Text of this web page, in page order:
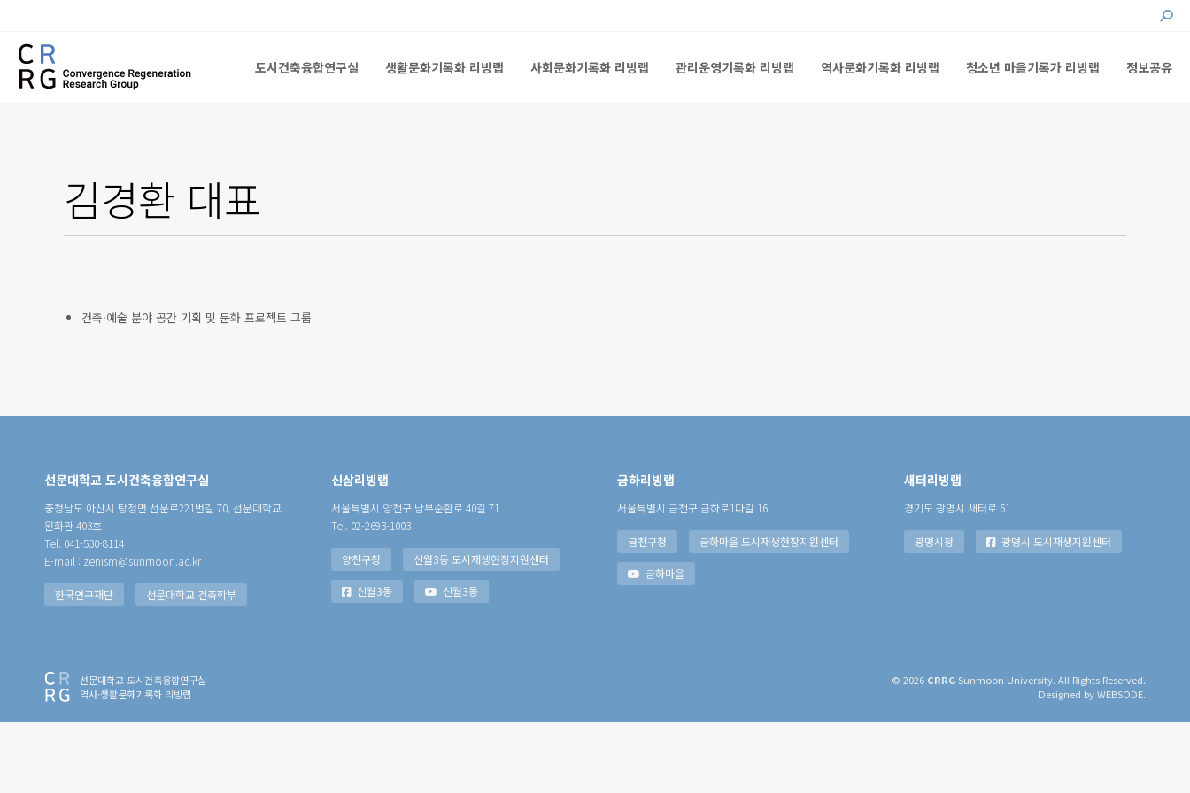
도시건축융합연구실 생활문화기록화 리빙랩 사회문화기록화 리빙랩 관리운영기록화 리빙랩 역사문화기록화 리빙랩 청소년 마을기록가 리빙랩 정보공유
김경환 대표
건축·예술 분야 공간 기획 및 문화 프로젝트 그룹
선문대학교 도시건축융합연구실
충청남도 아산시 탕정면 선문로221번길 70, 선문대학교
원화관 403호
Tel. 041-530-8114
E-mail : zenism@sunmoon.ac.kr
한국연구재단 선문대학교 건축학부
신삼리빙랩
서울특별시 양천구 남부순환로 40길 71
Tel. 02-2693-1003
양천구청 신월3동 도시재생현장지원센터
신월3동 신월3동
금하리빙랩
서울특별시 금천구 금하로1다길 16
금천구청 금하마을 도시재생현장지원센터
금하마을
새터리빙랩
경기도 광명시 새터로 61
광명시청 광명시 도시재생지원센터
선문대학교 도시건축융합연구실
역사·생활문화기록화 리빙랩
© 2026 CRRG Sunmoon University. All Rights Reserved.
Designed by WEBSODE.
정보공유